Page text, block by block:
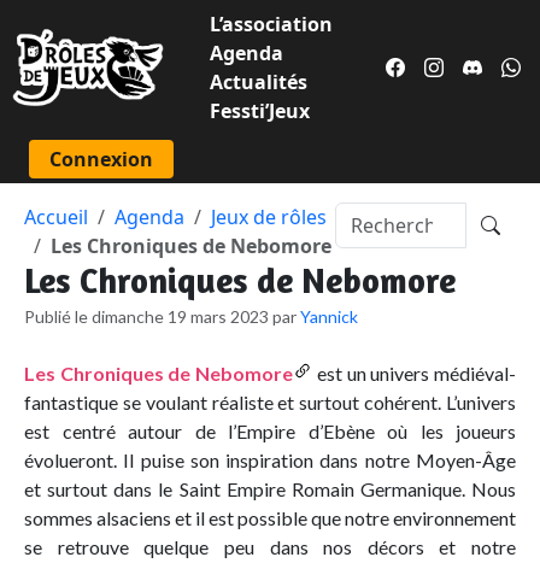
L’association
Agenda
Actualités
Fessti’Jeux
Connexion
Accueil Agenda
Jeux de rôles
Les Chroniques de Nebomore
Les Chroniques de Nebomore
Publié le dimanche 19 mars 2023 parYannick
Les Chroniques de Nebomore
est un univers médiéval-
fantastique se voulant réaliste et surtout cohérent. L’univers
est centré autour de l’Empire d’Ebène où les joueurs
évolueront. Il puise son inspiration dans notre Moyen-Âge
et surtout dans le Saint Empire Romain Germanique. Nous
sommes alsaciens et il est possible que notre environnement
se retrouve quelque peu dans nos décors et notre